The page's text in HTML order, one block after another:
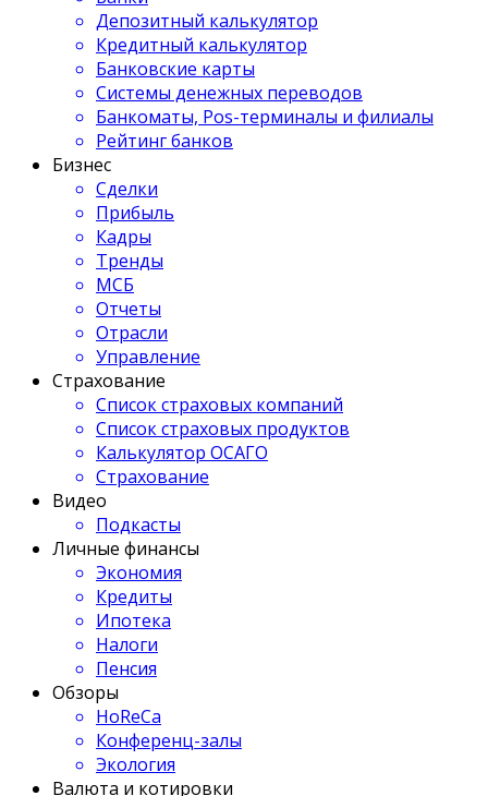
Депозитный калькулятор
Кредитный калькулятор
Банковские карты
Системы денежных переводов
Банкоматы, Pos-терминалы и филиалы
Рейтинг банков
Бизнес
Сделки
Прибыль
Кадры
Тренды
МСБ
Отчеты
Отрасли
Управление
Страхование
Список страховых компаний
Список страховых продуктов
Калькулятор ОСАГО
Страхование
Видео
Подкасты
Личные финансы
Экономия
Кредиты
Ипотека
Налоги
Пенсия
Обзоры
HoReCa
Конференц-залы
Экология
Валюта и котировки